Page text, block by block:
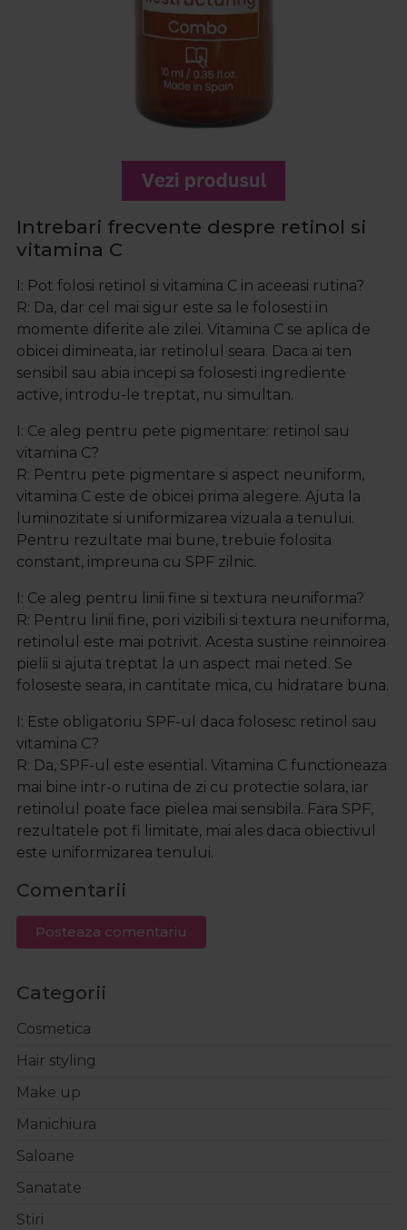
Categorii
Cosmetica
Hair styling
Make up
Manichiura
Saloane
Sanatate
Stiri
Intrebari frecvente despre retinol si
vitamina C
I: Pot folosi retinol si vitamina C in aceeasi rutina?
R: Da, dar cel mai sigur este sa le folosesti in
momente diferite ale zilei. Vitamina C se aplica de
obicei dimineata, iar retinolul seara. Daca ai ten
sensibil sau abia incepi sa folosesti ingrediente
active, introdu-le treptat, nu simultan.
I: Ce aleg pentru pete pigmentare: retinol sau
vitamina C?
R: Pentru pete pigmentare si aspect neuniform,
vitamina C este de obicei prima alegere. Ajuta la
luminozitate si uniformizarea vizuala a tenului.
Pentru rezultate mai bune, trebuie folosita
constant, impreuna cu SPF zilnic.
I: Ce aleg pentru linii fine si textura neuniforma?
R: Pentru linii fine, pori vizibili si textura neuniforma,
retinolul este mai potrivit. Acesta sustine reinnoirea
pielii si ajuta treptat la un aspect mai neted. Se
foloseste seara, in cantitate mica, cu hidratare buna.
I: Este obligatoriu SPF-ul daca folosesc retinol sau
vitamina C?
R: Da, SPF-ul este esential. Vitamina C functioneaza
mai bine intr-o rutina de zi cu protectie solara, iar
retinolul poate face pielea mai sensibila. Fara SPF,
rezultatele pot fi limitate, mai ales daca obiectivul
este uniformizarea tenului.
Comentarii
Posteaza comentariu